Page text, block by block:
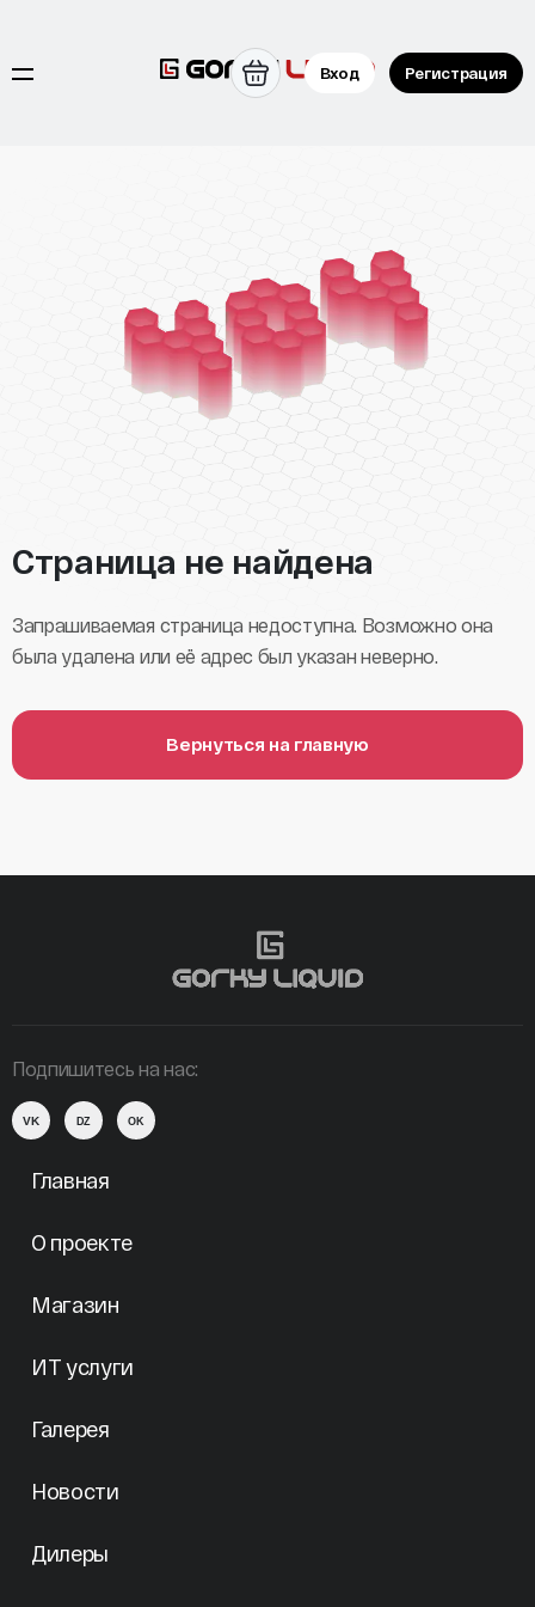
Вход Регистрация
Страница не найдена
Запрашиваемая страница недоступна. Возможно она
была удалена или её адрес был указан неверно.
Вернуться на главную
Подпишитесь на нас:
VK DZ OK
Главная
О проекте
Магазин
ИТ услуги
Галерея
Новости
Дилеры